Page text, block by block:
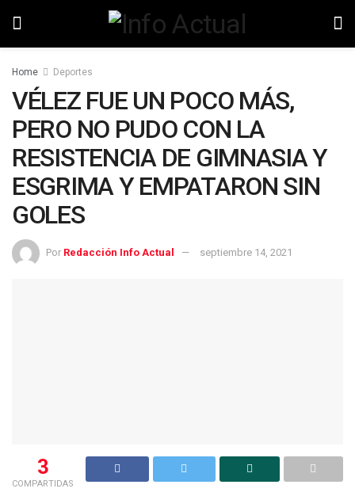
Home Deportes
VÉLEZ FUE UN POCO MÁS,
PERO NO PUDO CON LA
RESISTENCIA DE GIMNASIA Y
ESGRIMA Y EMPATARON SIN
GOLES
Por Redacción Info Actual septiembre 14, 2021
3
COMPARTIDAS